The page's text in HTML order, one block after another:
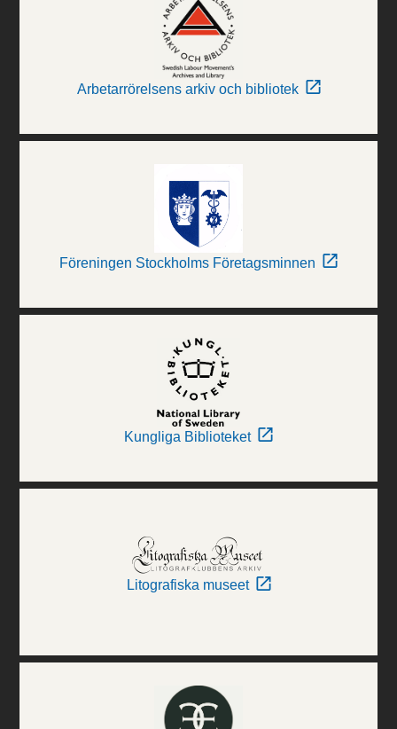
Arbetarrörelsens arkiv och bibliotek
Föreningen Stockholms Företagsminnen
Kungliga Biblioteket
Litografiska museet